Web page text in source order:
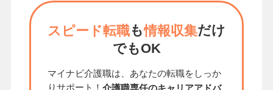
スピード転職も情報収集だけ
でもOK
マイナビ介護職は、あなたの転職をしっか
りサポート！